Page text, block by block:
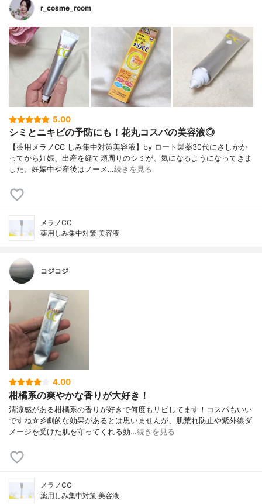
r_cosme_room
5.00
シミとニキビの予防にも！花丸コスパの美容液◎
【薬用メラノCC しみ集中対策美容液】by ロート製薬30代にさしかか
ってから妊娠、出産を経て頬周りのシミが、気になるようになってきま
した。妊娠中や産後はノーメ…続きを見る
メラノCC
薬用しみ集中対策 美容液
コジコジ
4.00
柑橘系の爽やかな香りが大好き！
清涼感がある柑橘系の香りが好きで何度もリピしてます！コスパもいい
ですね☆彡劇的な効果があるとは思いませんが、肌荒れ防止や紫外線ダ
メージを受けた肌を守ってくれる効…続きを見る
メラノCC
薬用しみ集中対策 美容液